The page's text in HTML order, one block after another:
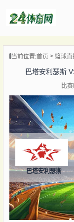
播
播
播
当前位置:首页 篮球直
巴塔安利瑟斯
比
巴塔安利瑟斯